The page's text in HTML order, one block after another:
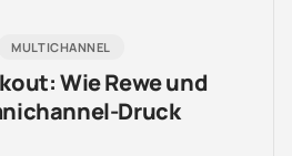
MULTICHANNEL
Wie Rewe und
Druck